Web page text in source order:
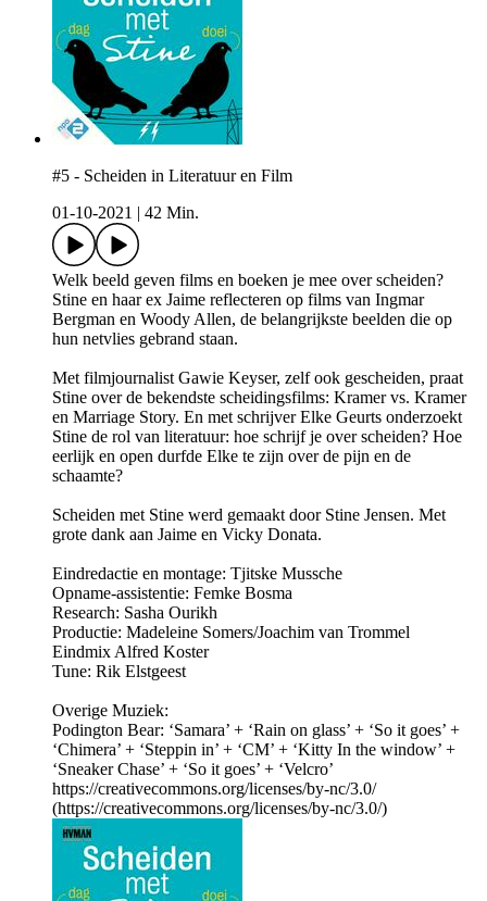
#5 - Scheiden in Literatuur en Film
01-10-2021
42 Min.
Welk beeld geven films en boeken je mee over scheiden?
Stine en haar ex Jaime reflecteren op films van Ingmar
Bergman en Woody Allen, de belangrijkste beelden die op
hun netvlies gebrand staan.
Met filmjournalist Gawie Keyser, zelf ook gescheiden, praat
Stine over de bekendste scheidingsfilms: Kramer vs. Kramer
en Marriage Story. En met schrijver Elke Geurts onderzoekt
Stine de rol van literatuur: hoe schrijf je over scheiden? Hoe
eerlijk en open durfde Elke te zijn over de pijn en de
schaamte?
Scheiden met Stine werd gemaakt door Stine Jensen. Met
grote dank aan Jaime en Vicky Donata.
Eindredactie en montage: Tjitske Mussche
Opname-assistentie: Femke Bosma
Research: Sasha Ourikh
Productie: Madeleine Somers/Joachim van Trommel
Eindmix Alfred Koster
Tune: Rik Elstgeest
Overige Muziek:
Podington Bear: ‘Samara’ + ‘Rain on glass’ + ‘So it goes’ +
‘Chimera’ + ‘Steppin in’ + ‘CM’ + ‘Kitty In the window’ +
‘Sneaker Chase’ + ‘So it goes’ + ‘Velcro’
https://creativecommons.org/licenses/by-nc/3.0/
(https://creativecommons.org/licenses/by-nc/3.0/)